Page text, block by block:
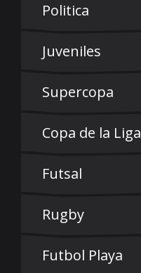
Politica
Juveniles
Supercopa
Copa de la Liga
Futsal
Rugby
Futbol Playa